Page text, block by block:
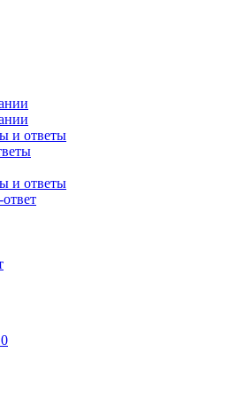
и ответы
и ответы
0